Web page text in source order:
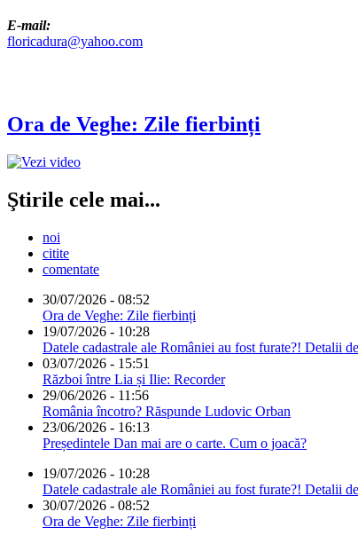
E-mail:
floricadura@yahoo.com
Ora de Veghe: Zile fierbinți
Ştirile cele mai...
noi
citite
comentate
30/07/2026 - 08:52
Ora de Veghe: Zile fierbinți
19/07/2026 - 10:28
Datele cadastrale ale României au fost furate?! Detalii
03/07/2026 - 15:51
Război între Lia și Ilie: Recorder
29/06/2026 - 11:56
România încotro? Răspunde Ludovic Orban
23/06/2026 - 16:13
Președintele Dan mai are o carte. Cum o joacă?
19/07/2026 - 10:28
Datele cadastrale ale României au fost furate?! Detalii
30/07/2026 - 08:52
Ora de Veghe: Zile fierbinți